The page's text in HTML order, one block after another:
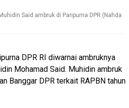
Said ambruk di Paripurna DPR (Nahda
DPR RI diwarnai ambruknya
Mohamad Said. Muhidin ambruk
Banggar DPR terkait RAPBN tahun